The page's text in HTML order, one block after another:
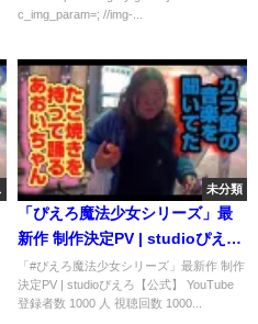
c_img_param=; //img-...
未分類
「ぴえろ魔法少女シリーズ」最
新作 制作決定PV | studioぴえろ
【公式】| Untitled Studio
Pierrot Magical Girl Series
Announcement
「#ぴえろ魔法少女シリーズ」最新作 制作
決定PV | studioぴえろ【公式】 YouTube
登録者数 1000 人 視聴回数 1000...